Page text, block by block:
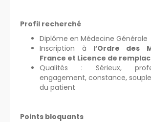
Profil recherché
Diplôme en Médecine Générale
Inscription à l’Ordre des
France et Licence de
Qualités : Sérieux,
engagement, constance,
du patient
Points bloquants